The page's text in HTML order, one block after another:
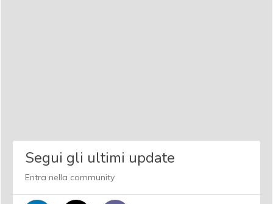
Segui gli ultimi update
Entra nella community